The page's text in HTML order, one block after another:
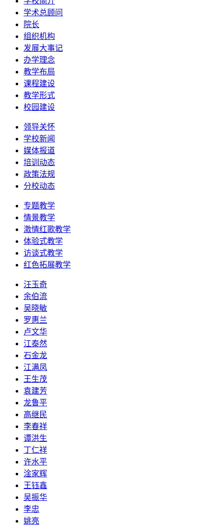
学术总顾问
院长
组织机构
发展大事记
办学理念
教学布局
课程建设
教学形式
校园建设
领导关怀
学校新闻
媒体报道
培训动态
政策法规
分校动态
专题教学
情景教学
激情红歌教学
体验式教学
访谈式教学
红色拓展教学
汪玉奇
余伯流
吴晓敏
罗惠兰
卢文华
江泰然
石金龙
江满凤
王生茂
袁建芳
龙鲁平
高继民
李春祥
谭洪生
丁仁祥
许水平
淦家辉
王钰鑫
吴振华
李忠
姚亮